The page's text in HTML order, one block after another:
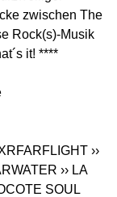
zwischen The
Rock(s)-Musik
it! ****
XRFARFLIGHT ››
›› LA
SOUL